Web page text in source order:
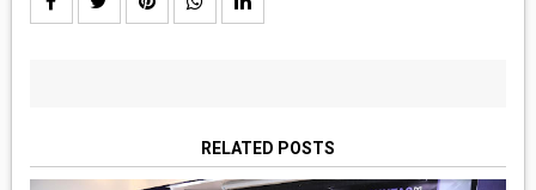
RELATED POSTS